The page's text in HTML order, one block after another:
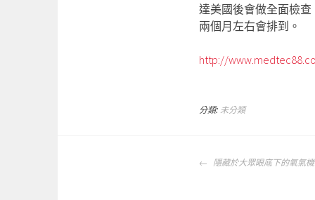
達美國後會做全面檢
兩個月左右會排到。
http://
分類: 未分類
文隱藏於大眾眼底下的氧氣機